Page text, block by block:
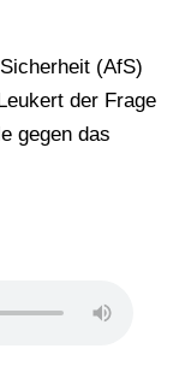
(AfS)
der Frage
gegen das